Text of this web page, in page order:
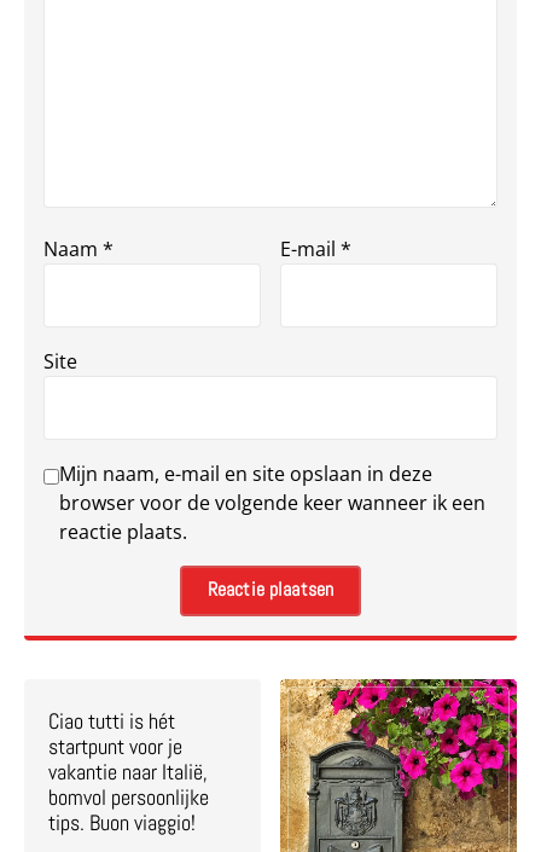
Naam * E-mail *
Site
Mijn naam, e-mail en site opslaan in deze
browser voor de volgende keer wanneer ik een
reactie plaats.
Ciao tutti is hét
startpunt voor je
vakantie naar Italië,
bomvol persoonlijke
tips. Buon viaggio!